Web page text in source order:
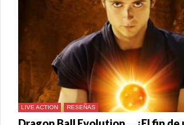
DE
LIVE ACTION RESEÑAS